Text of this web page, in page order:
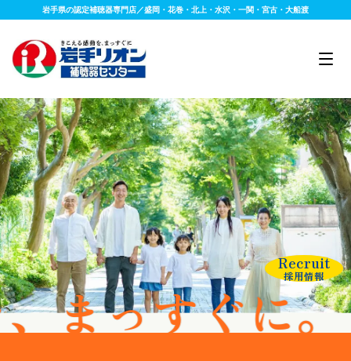
岩手県の認定補聴器専門店／盛岡・花巻・北上・水沢・一関・宮古・大船渡
ぐに。
Recruit
採用情報